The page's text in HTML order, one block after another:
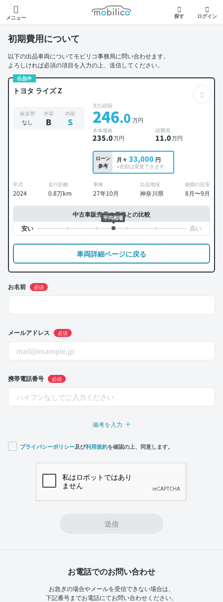
メニュー
モビリコ
探す ログイン
初期費用について
以下の出品車両についてモビリコ事務局に問い合わせます。
よろしければ必須の項目を入力の上、送信してください。
出品中
トヨタ ライズ Z
板金歴
なし
外装
B
内装
S
支払総額
246.0 万円
本体価格
235.0万円
諸費用
11.0万円
ローン
参考
月々 33,000 円
※金額は変更できます。
年式
2024
走行距離
0.8万km
車検
27年10月
出品地域
神奈川県
納期の目安
8月〜9月
中古車販売店の価格との比較
平均相場
車両詳細ページに戻る
お名前 必須
メールアドレス 必須
携帯電話番号 必須
備考を入力
プライバシーポリシー及び利用規約を確認の上、同意します。
送信
お電話でのお問い合わせ
お急ぎの場合やメールを受信できない場合は、
下記番号までお電話にてお問い合わせください。